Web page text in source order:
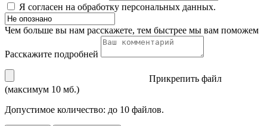
Я согласен на обработку персональных данных.
Чем больше вы нам расскажете, тем быстрее мы вам поможем
Расскажите подробней
Прикрепить файл
(максимум 10 мб.)
Допустимое количество: до 10 файлов.